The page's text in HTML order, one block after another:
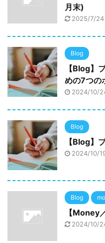
月末)
2025/7/24
Blog
【Blog】
めの7つの
2024/10/
Blog
【Blog】
2024/10/
Blog
【Money
2024/10/